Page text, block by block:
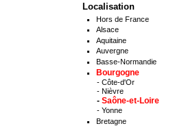
Localisation
Hors de France
Alsace
Aquitaine
Auvergne
Basse-Normandie
Bourgogne
- Côte-d'Or
- Nièvre
- Saône-et-Loire
- Yonne
Bretagne